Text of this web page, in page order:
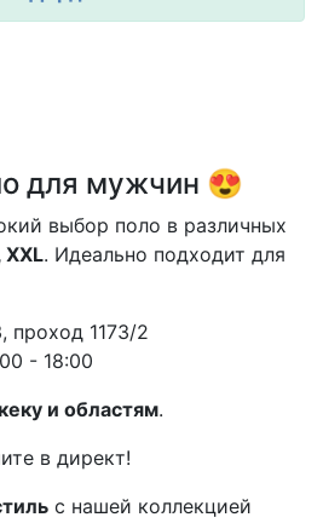
для мужчин 😍
выбор поло в различных
XXL. Идеально подходит для
проход 1173/2
- 18:00
и областям.
в директ!
с нашей коллекцией